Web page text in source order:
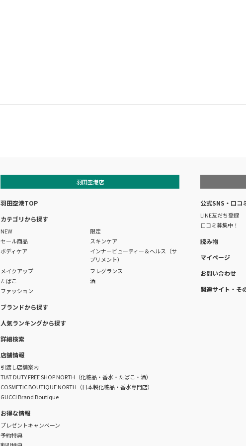
羽田空港店
羽田空港TOP
カテゴリから探す
NEW
限定
セール商品
スキンケア
ボディケア
インナービューティー＆ヘルス（サ
プリメント）
メイクアップ
フレグランス
たばこ
酒
ファッション
ブランドから探す
人気ランキングから探す
詳細検索
店舗情報
引渡し店舗案内
TIAT DUTY FREE SHOP NORTH（化粧品・香水・たばこ・酒）
COSMETIC BOUTIQUE NORTH（日本製化粧品・香水専門店）
GUCCI Brand Boutique
お得な情報
プレゼントキャンペーン
予約特典
公式SNS・口コ
LINE友だち登録
口コミ募集中！
読み物
マイページ
お問い合わせ
関連サイト・そ